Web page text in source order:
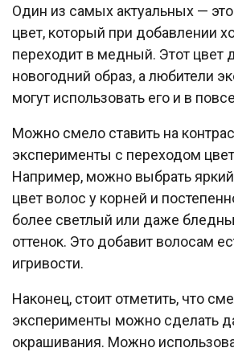
Один из самых актуальных —
цвет, который при добавлении
переходит в медный. Этот цвет
новогодний образ, а любители
могут использовать его и в
Можно смело ставить на
эксперименты с переходом
Например, можно выбрать
цвет волос у корней и
более светлый или даже
оттенок. Это добавит волосам
игривости.
Наконец, стоит отметить, что
эксперименты можно сделать
окрашивания. Можно